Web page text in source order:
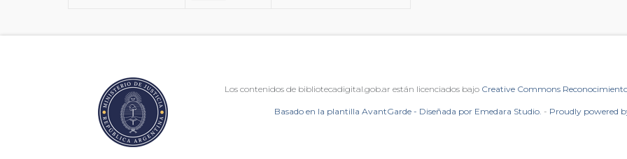
Los contenidos de bibliotecadigital.gob.ar están licenciados bajo Creative Commons
Basado en la plantilla AvantGarde - Diseñada por Emedara Studio. - Proudly powered